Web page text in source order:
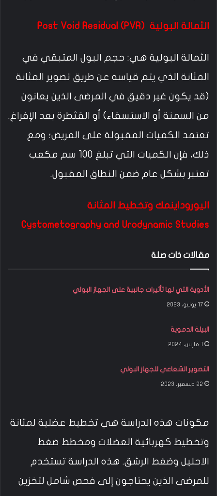
الثمالة البولية Post Void Residual (PVR)
الثمالة البولية هي: حجم البول المتبقي في
المثانة الذي يتم قياسه عن طريق تصوير المثانة
(قد يكون غير دقيق في المرضى الذين يعانون
من السمنة أو الاستسقاء) أو القثطرة بعد الإفراغ.
تعتمد الكميات المقبولة على المريض؛ ومع
ذلك، فإن الكميات التي تبلغ 100 سم مكعب
تعتبر بشكل عام ضمن النطاق المقبول.
اليوروداينمك وتخطيط المثانة
Cystometography and Urodynamic Studies
مقالات ذات صلة
الأدوية التي لها تأثيرات جانبية على الجهاز البولي
17 يونيو، 2023
البيلة الدموية
1 مارس، 2024
التصوير الشعاعي للجهاز البولي
22 ديسمبر، 2023
مكونات هذه الدراسة هي تخطيط عضلية لمثانة
وتخطيط كهربائية العضلات ومخطط ضغط
الاحليل وضغط الرشق. هذه الدراسة تستخدم
للمرضى الذين يحتاجون إلى فحص شامل لتخزين